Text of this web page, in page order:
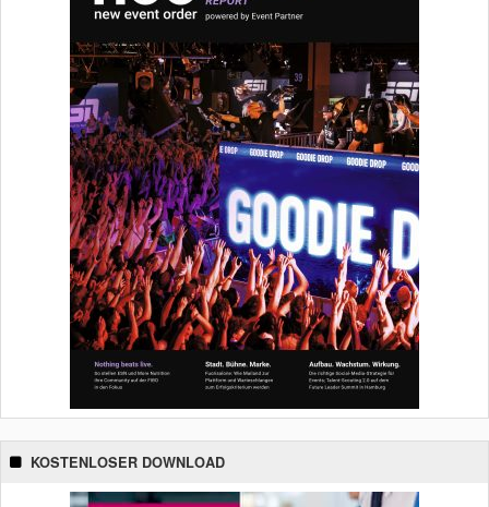
KOSTENLOSER DOWNLOAD